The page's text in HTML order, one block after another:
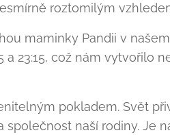
roztomilým
maminky Pandii v
a 23:15, což nám vytvořilo
pokladem. Svět
naší rodiny. Je